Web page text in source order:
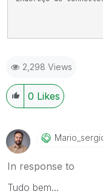
2,298 Views
0 Likes
In response to
Tudo bem...